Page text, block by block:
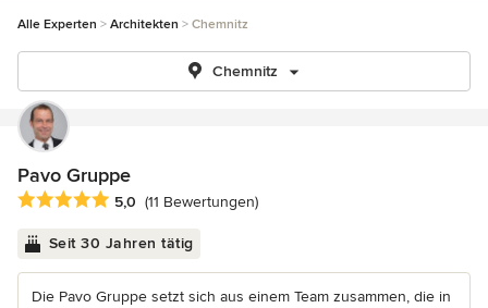
Alle Experten Architekten Chemnitz
Chemnitz
Pavo Gruppe
Durchschnittliche Bewertung: 5 von 5 Sternen
5,0 (11 Bewertungen)
Seit 30 Jahren tätig
Die Pavo Gruppe setzt sich aus einem Team zusammen, die in